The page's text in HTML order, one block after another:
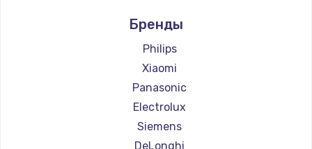
Ремонт кофемашин Jura
Ремонт кофемашин Olympia
Ремонт кофемашин Saeco
Ремонт кофемашин La Cimbali
Ремонт кофемашин WMF
Ремонт кофемашин Yamaguchi
Ремонт кофемашин Nivona
Бренды
Philips
Xiaomi
Panasonic
Electrolux
Siemens
DeLonghi